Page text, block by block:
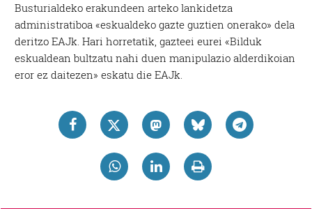
Busturialdeko erakundeen arteko lankidetza
administratiboa «eskualdeko gazte guztien onerako» dela
deritzo EAJk. Hari horretatik, gazteei eurei «Bilduk
eskualdean bultzatu nahi duen manipulazio alderdikoian
eror ez daitezen» eskatu die EAJk.